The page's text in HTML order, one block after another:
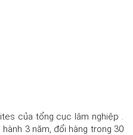
của tổng cục lâm nghiệp .
3 năm, đổi hàng trong 30